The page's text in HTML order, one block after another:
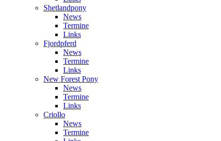
Shetlandpony
News
Termine
Links
Fjordpferd
News
Termine
Links
New Forest Pony
News
Termine
Links
Criollo
News
Termine